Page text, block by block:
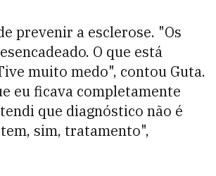
prevenir a esclerose. "Os
O que está
muito medo", contou Guta.
eu ficava completamente
que diagnóstico não é
sim, tratamento",